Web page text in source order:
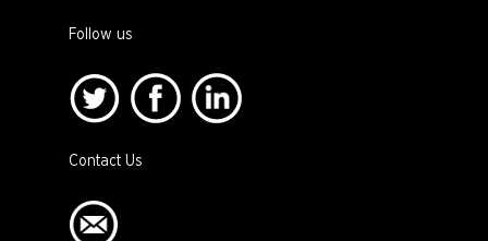
Follow us
Contact Us